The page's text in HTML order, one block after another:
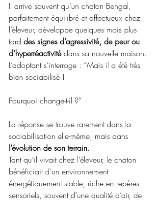
Il arrive souvent qu’un chaton Bengal,
parfaitement équilibré et affectueux chez
l’éleveur, développe quelques mois plus
tard des signes d’agressivité, de peur ou
d’hyperréactivité dans sa nouvelle maison.
L’adoptant s’interroge : “Mais il a été très
bien sociabilisé !
Pourquoi change-t-il ?”
La réponse se trouve rarement dans la
sociabilisation elle-même, mais dans
l’évolution de son terrain.
Tant qu’il vivait chez l’éleveur, le chaton
bénéficiait d’un environnement
énergétiquement stable, riche en repères
sensoriels, souvent d’une qualité d’air, de